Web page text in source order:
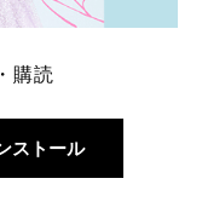
購読
ストール